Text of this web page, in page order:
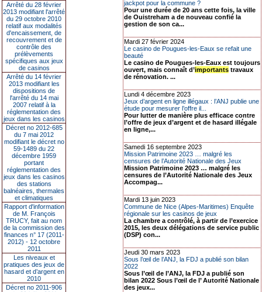
Arrêté du 28 février
2013 modifiant l'arrêté
du 29 octobre 2010
relatif aux modalités
d'encaissement, de
recouvrement et de
contrôle des
prélèvements
spécifiques aux jeux
de casinos
Arrêté du 14 février
2013 modifiant les
dispositions de
l'arrêté du 14 mai
2007 relatif à la
réglementation des
jeux dans les casinos
Décret no 2012-685
du 7 mai 2012
modifiant le décret no
59-1489 du 22
décembre 1959
portant
réglementation des
jeux dans les casinos
des stations
balnéaires, thermales
et climatiques
Rapport d'information
de M. François
TRUCY, fait au nom
de la commission des
finances n° 17 (2011-
2012) - 12 octobre
2011
Les niveaux et
pratiques des jeux de
hasard et d’argent en
2010
Décret no 2011-906
jackpot pour la commune ?
Pour une durée de 20 ans cette fois, la ville
de Ouistreham a de nouveau confié la
gestion de son ca...
Mardi 27 février 2024
Le casino de Pougues-les-Eaux se refait une
beauté
Le casino de Pougues-les-Eaux est toujours
ouvert, mais connaît d’importants travaux
de rénovation. ...
Lundi 4 décembre 2023
Jeux d’argent en ligne illégaux : l’ANJ publie une
étude pour mesurer l’offre il...
Pour lutter de manière plus efficace contre
l’offre de jeux d’argent et de hasard illégale
en ligne,...
Samedi 16 septembre 2023
Mission Patrimoine 2023 … malgré les
censures de l’Autorité Nationale des Jeux
Mission Patrimoine 2023 … malgré les
censures de l’Autorité Nationale des Jeux
Accompag...
Mardi 13 juin 2023
Commune de Nice (Alpes-Maritimes) Enquête
régionale sur les casinos de jeux
La chambre a contrôlé, à partir de l’exercice
2015, les deux délégations de service public
(DSP) con...
Jeudi 30 mars 2023
Sous l’œil de l’ANJ, la FDJ a publié son bilan
2022
Sous l’œil de l’ANJ, la FDJ a publié son
bilan 2022 Sous l’œil de l’ Autorité Nationale
des jeux...